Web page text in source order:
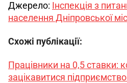
Джерело: Інспекція з
населення Дніпровської
Схожі публікації:
Працівники на 0,5 ставки:
зацікавитися